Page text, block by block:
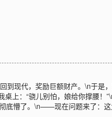
到现代，奖励巨额财产。\n于是
上：“骁儿别怕，娘给你撑腰！
底懵了。\n——现在问题来了：